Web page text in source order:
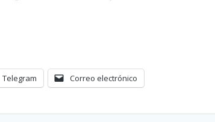
Telegram Correo electrónico